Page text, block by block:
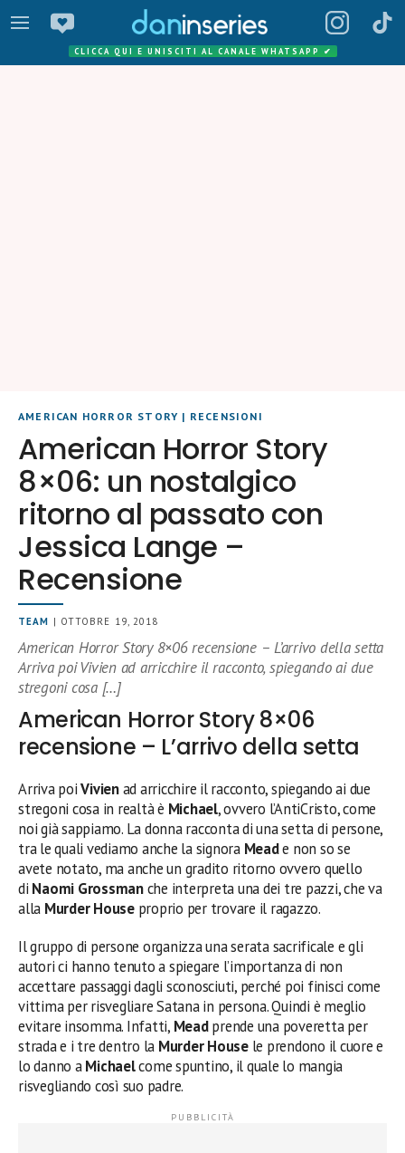
CLICCA QUI E UNISCITI AL CANALE WHATSAPP ✔
AMERICAN HORROR STORY | RECENSIONI
American Horror Story
8×06: un nostalgico
ritorno al passato con
Jessica Lange –
Recensione
TEAM | OTTOBRE 19, 2018
American Horror Story 8×06 recensione – L’arrivo della setta
Arriva poi Vivien ad arricchire il racconto, spiegando ai due
stregoni cosa […]
American Horror Story 8×06
recensione – L’arrivo della setta
Arriva poiVivienad arricchire il racconto, spiegando ai due
stregoni cosa in realtà è Michael, ovvero l’AntiCristo, come
noi già sappiamo. La donna racconta di una setta di persone,
tra le quali vediamo anche la signora Meade non so se
avete notato, ma anche un gradito ritorno ovvero quello
di Naomi Grossmanche interpreta una dei tre pazzi, che va
alla Murder Houseproprio per trovare il ragazzo.
Il gruppo di persone organizza una serata sacrificale e gli
autori ci hanno tenuto a spiegare l’importanza di non
accettare passaggi dagli sconosciuti, perché poi finisci come
vittima per risvegliare Satana in persona. Quindi è meglio
evitare insomma. Infatti, Meadprende una poveretta per
strada e i tre dentro la Murder Housele prendono il cuore e
lo danno aMichaelcome spuntino, il quale lo mangia
risvegliando così suo padre.